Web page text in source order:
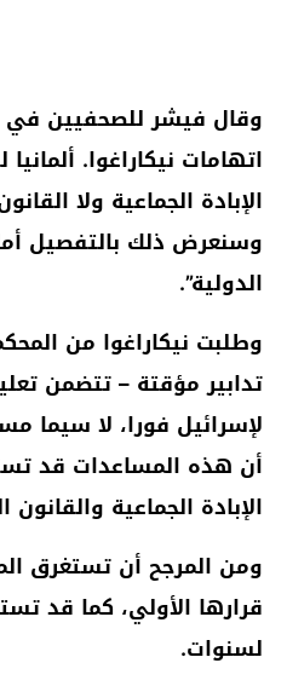
وقال فيشر للصحفيين في
اتهامات نيكاراغوا.
الإبادة الجماعية ولا
وسنعرض ذلك بالتفصيل
الدولية”.
وطلبت نيكاراغوا من
تدابير مؤقتة – تتضمن
لإسرائيل فورا، لا سيما
أن هذه المساعدات قد
الإبادة الجماعية والقانون
ومن المرجح أن تستغرق
قرارها الأولي، كما قد
لسنوات.